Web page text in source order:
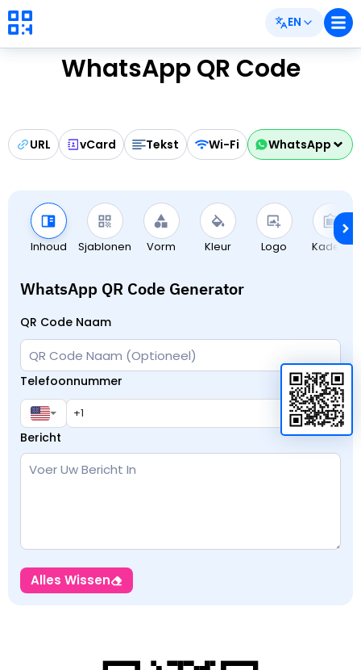
EN
WhatsApp QR Code
URL vCard Tekst Wi-Fi WhatsApp
Inhoud Sjablonen Vorm Kleur Logo Kaders
WhatsApp QR Code Generator
QR Code Naam
Telefoonnummer
Bericht
Alles Wissen